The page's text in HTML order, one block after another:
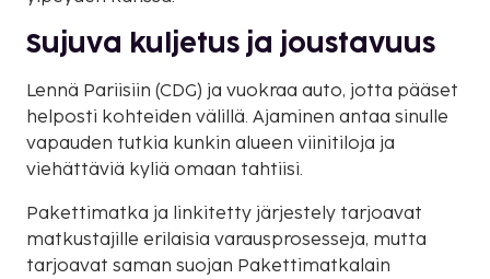
Sujuva kuljetus ja joustavuus
Lennä Pariisiin (CDG) ja vuokraa auto, jotta pääset
helposti kohteiden välillä. Ajaminen antaa sinulle
vapauden tutkia kunkin alueen viinitiloja ja
viehättäviä kyliä omaan tahtiisi.
Pakettimatka ja linkitetty järjestely tarjoavat
matkustajille erilaisia varausprosesseja, mutta
tarjoavat saman suojan Pakettimatkalain